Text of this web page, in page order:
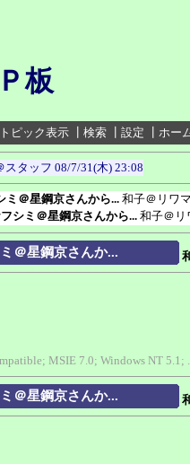
板
トピック表示 検索 設定 ホー
スタッフ 08/7/31(木) 23:08
ミ＠星鋼京さんから... 和子＠リワ
シミ＠星鋼京さんから... 和子＠リ
＠星鋼京さんか...
MSIE 7.0; Windows NT
＠星鋼京さんか...